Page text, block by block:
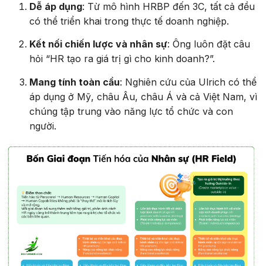
Dễ áp dụng: Từ mô hình HRBP đến 3C, tất cả đều
có thể triển khai trong thực tế doanh nghiệp.
Kết nối chiến lược và nhân sự: Ông luôn đặt câu
hỏi “HR tạo ra giá trị gì cho kinh doanh?”.
Mang tính toàn cầu: Nghiên cứu của Ulrich có thể
áp dụng ở Mỹ, châu Âu, châu Á và cả Việt Nam, vì
chúng tập trung vào năng lực tổ chức và con
người.